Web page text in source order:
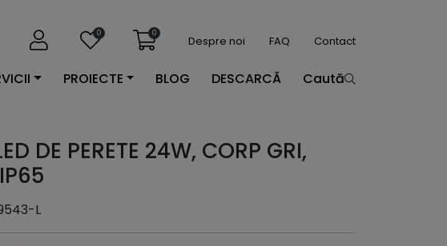
0 0
Despre noi FAQ Contact
PROIECTE BLOG DESCARCĂ Caută
DE PERETE 24W, CORP GRI,
L